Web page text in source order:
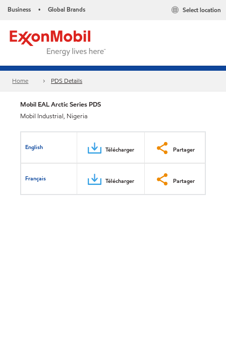
Business • Global Brands Select location
Home PDS Details
Mobil EAL Arctic Series PDS
Mobil Industrial, Nigeria
English Télécharger Partager
Français Télécharger Partager